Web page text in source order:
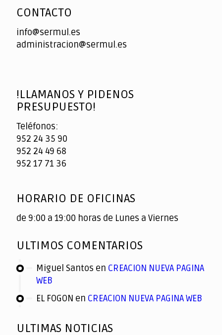
CONTACTO
info@sermul.es
administracion@sermul.es
!LLAMANOS Y PIDENOS
PRESUPUESTO!
Teléfonos:
952 24 35 90
952 24 49 68
952 17 71 36
HORARIO DE OFICINAS
de 9:00 a 19:00 horas de Lunes a Viernes
ULTIMOS COMENTARIOS
Miguel Santos en CREACION NUEVA PAGINA
WEB
EL FOGON en CREACION NUEVA PAGINA WEB
ULTIMAS NOTICIAS